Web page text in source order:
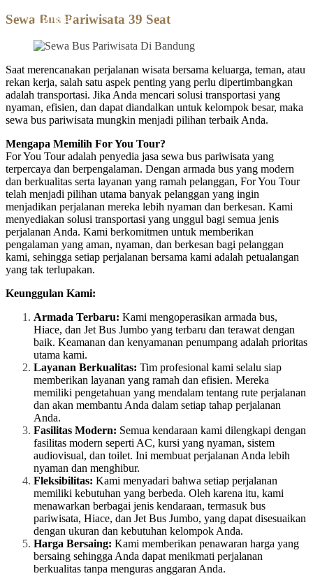
Hubungi
Sewa Bus Pariwisata 39 Seat
Saat merencanakan perjalanan wisata bersama keluarga, teman, atau
rekan kerja, salah satu aspek penting yang perlu dipertimbangkan
adalah transportasi. Jika Anda mencari solusi transportasi yang
nyaman, efisien, dan dapat diandalkan untuk kelompok besar, maka
sewa bus pariwisata mungkin menjadi pilihan terbaik Anda.
Mengapa Memilih For You Tour?
For You Tour adalah penyedia jasa sewa bus pariwisata yang
terpercaya dan berpengalaman. Dengan armada bus yang modern
dan berkualitas serta layanan yang ramah pelanggan, For You Tour
telah menjadi pilihan utama banyak pelanggan yang ingin
menjadikan perjalanan mereka lebih nyaman dan berkesan. Kami
menyediakan solusi transportasi yang unggul bagi semua jenis
perjalanan Anda. Kami berkomitmen untuk memberikan
pengalaman yang aman, nyaman, dan berkesan bagi pelanggan
kami, sehingga setiap perjalanan bersama kami adalah petualangan
yang tak terlupakan.
Keunggulan Kami:
Armada Terbaru: Kami mengoperasikan armada bus,
Hiace, dan Jet Bus Jumbo yang terbaru dan terawat dengan
baik. Keamanan dan kenyamanan penumpang adalah prioritas
utama kami.
Layanan Berkualitas: Tim profesional kami selalu siap
memberikan layanan yang ramah dan efisien. Mereka
memiliki pengetahuan yang mendalam tentang rute perjalanan
dan akan membantu Anda dalam setiap tahap perjalanan
Anda.
Fasilitas Modern: Semua kendaraan kami dilengkapi dengan
fasilitas modern seperti AC, kursi yang nyaman, sistem
audiovisual, dan toilet. Ini membuat perjalanan Anda lebih
nyaman dan menghibur.
Fleksibilitas: Kami menyadari bahwa setiap perjalanan
memiliki kebutuhan yang berbeda. Oleh karena itu, kami
menawarkan berbagai jenis kendaraan, termasuk bus
pariwisata, Hiace, dan Jet Bus Jumbo, yang dapat disesuaikan
dengan ukuran dan kebutuhan kelompok Anda.
Harga Bersaing: Kami memberikan penawaran harga yang
bersaing sehingga Anda dapat menikmati perjalanan
berkualitas tanpa menguras anggaran Anda.